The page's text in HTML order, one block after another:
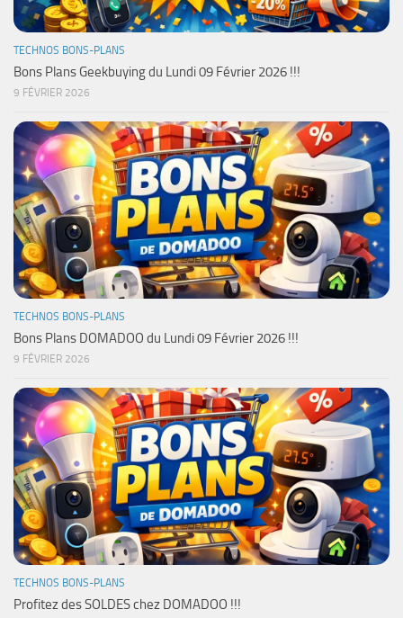
TECHNOS BONS-PLANS
Bons Plans Geekbuying du Lundi 09 Février 2026 !!!
9 FÉVRIER 2026
TECHNOS BONS-PLANS
Bons Plans DOMADOO du Lundi 09 Février 2026 !!!
9 FÉVRIER 2026
TECHNOS BONS-PLANS
Profitez des SOLDES chez DOMADOO !!!